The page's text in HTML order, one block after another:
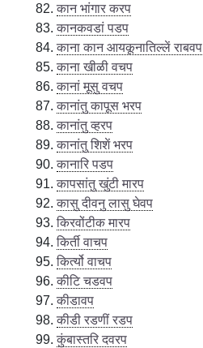
कान भांगार करप
कानकवडां पडप
काना कान आयकूनातिल्लें राबवप
काना खीळी वचप
कानां मूसु वचप
कानांतु कापूस भरप
कानांतु व्हरप
कानांतु शिशें भरप
कानारि पडप
कापसांतु खुंटी मारप
कासु दीवनु लासु घेवप
किरवोंटीक मारप
किर्ती वाचप
किर्त्यो वाचप
कीटि चडवप
कीडावप
कीडी रडणीं रडप
कुंबास्तरि दवरप